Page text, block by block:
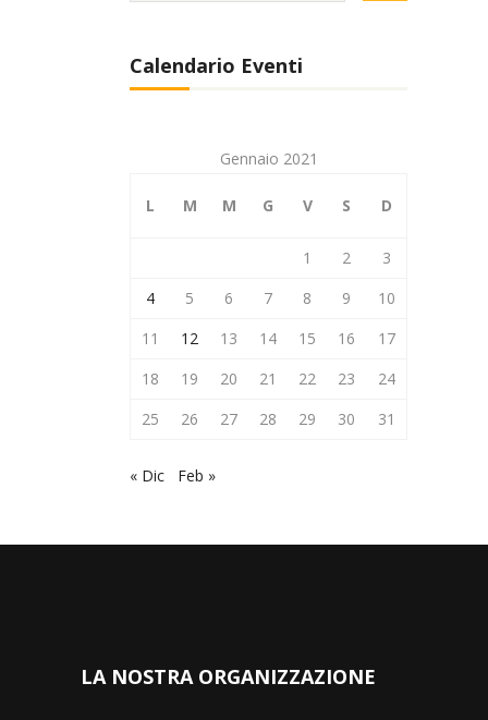
Calendario Eventi
Gennaio 2021
L M M G V S D
1 2
3
4
5 6 7 8 9
10
11
12 13 14 15 16
17
18
19 20 21 22 23
24
25
26 27 28 29 30 31
« Dic Feb »
LA NOSTRA ORGANIZZAZIONE